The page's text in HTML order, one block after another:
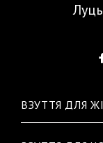
ВЗУТТЯ ДЛЯ